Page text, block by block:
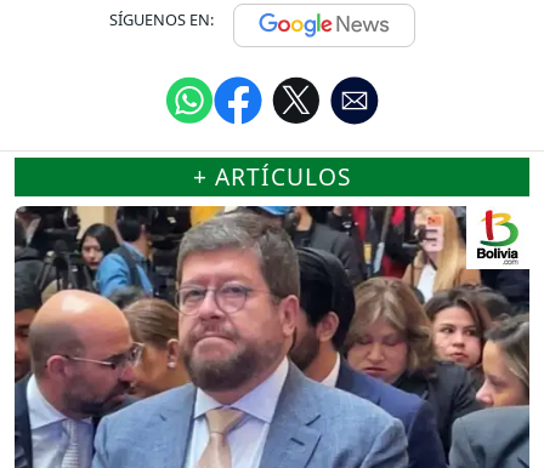
SÍGUENOS EN:
+ ARTÍCULOS